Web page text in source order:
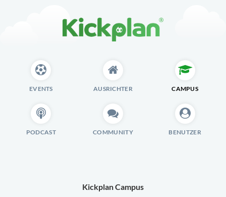
EVENTS AUSRICHTER CAMPUS
PODCAST COMMUNITY BENUTZER
Kickplan Campus